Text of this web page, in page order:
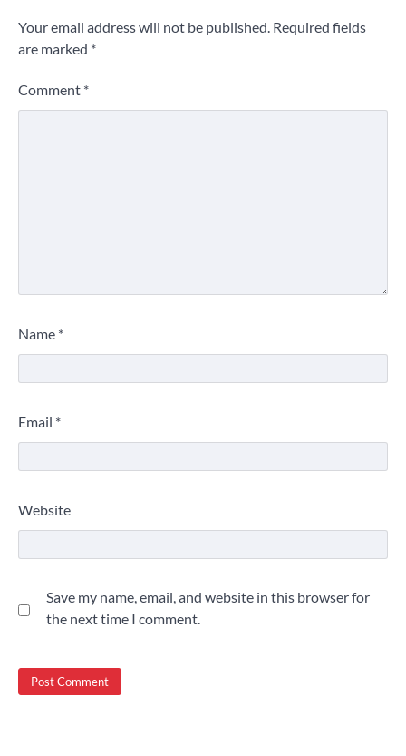
Your email address will not be published. Required fields
are marked *
Comment *
Name *
Email *
Website
Save my name, email, and website in this browser for
the next time I comment.